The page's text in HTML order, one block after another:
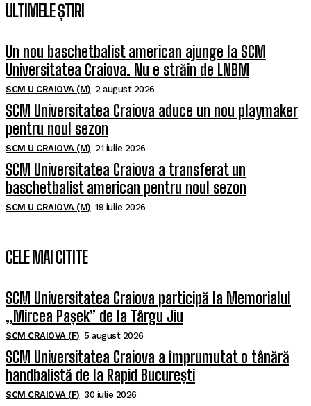
ULTIMELE ȘTIRI
Un nou baschetbalist american ajunge la SCM
Universitatea Craiova. Nu e străin de LNBM
SCM U CRAIOVA (M) 2 august 2026
SCM Universitatea Craiova aduce un nou playmaker
pentru noul sezon
SCM U CRAIOVA (M) 21 iulie 2026
SCM Universitatea Craiova a transferat un
baschetbalist american pentru noul sezon
SCM U CRAIOVA (M) 19 iulie 2026
CELE MAI CITITE
SCM Universitatea Craiova participă la Memorialul
„Mircea Pașek” de la Târgu Jiu
SCM CRAIOVA (F) 5 august 2026
SCM Universitatea Craiova a împrumutat o tânără
handbalistă de la Rapid București
SCM CRAIOVA (F) 30 iulie 2026